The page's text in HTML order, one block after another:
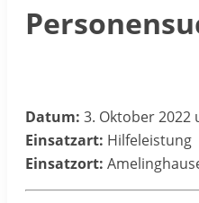
Datum: 3. Oktober 2022
Einsatzart: Hilfeleistung
Einsatzort: